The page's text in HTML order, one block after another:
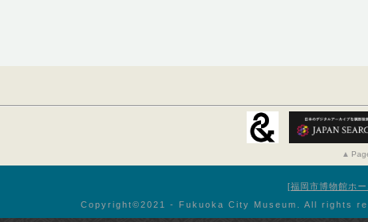
福岡市博物館ホ
Copyright©︎2021 - Fukuoka City Museum. All rights